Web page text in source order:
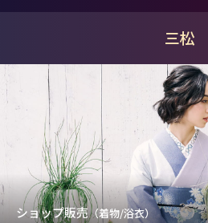
三松
ショップ販売（着物/浴衣）